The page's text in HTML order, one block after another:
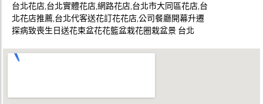
台北花店,台北實體花店,網路花店,台北市大同區花店,台
北花店推薦,台北代客送花訂花花店,公司餐廳開幕升遷
探病致喪生日送花束盆花花籃盆栽花圈栽盆景 台北